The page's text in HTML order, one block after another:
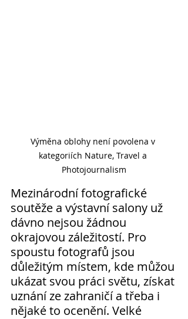
Výměna oblohy není povolena v
kategoriích Nature, Travel a
Photojournalism
Mezinárodní fotografické
soutěže a výstavní salony už
dávno nejsou žádnou
okrajovou záležitostí. Pro
spoustu fotografů jsou
důležitým místem, kde můžou
ukázat svou práci světu, získat
uznání ze zahraničí a třeba i
nějaké to ocenění. Velké